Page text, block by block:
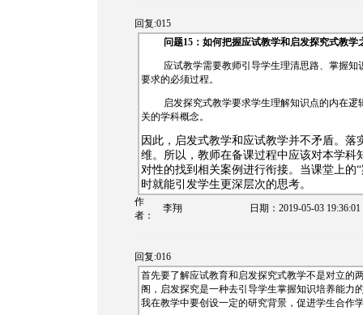
回复:015
问题15 ：如何把握应试教学和启发探究式教学
应试教学需要教师引导学生理清思路、掌握
要求的必须过程。
启发探究式教学要求学生理解知识点的内在
关的学科概念。
因此，启发式教学和应试教学并不矛盾。
维。所以，教师在备课过程中应该对本学
对性的找到相关案例进行衔接。当课堂上的
时就能引发学生更深层次的思考。
作
者：
李翔 日期： 2019-05-03 19:36:01
回复:016
首先要了解应试教育和启发探究式教学不是对立的
阁，启发探究是一种去引导学生掌握知识培养能力
我在教学中要创设一定的研究背景，促进学生合作